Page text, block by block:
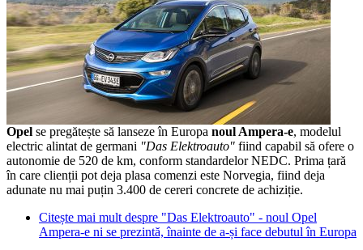
Opel se pregătește să lanseze în Europa noul Ampera-e, modelul
electric alintat de germani "Das Elektroauto" fiind capabil să ofere o
autonomie de 520 de km, conform standardelor NEDC. Prima țară
în care clienții pot deja plasa comenzi este Norvegia, fiind deja
adunate nu mai puțin 3.400 de cereri concrete de achiziție.
Citește mai mult despre "Das Elektroauto" - noul Opel
Ampera-e ni se prezintă, înainte de a-și face debutul în Europa